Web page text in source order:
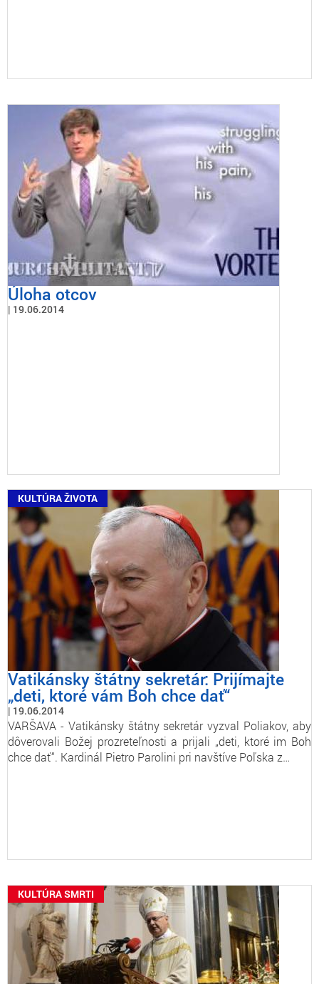
Úloha otcov
19.06.2014
KULTÚRA ŽIVOTA
Vatikánsky štátny sekretár: Prijímajte
„deti, ktoré vám Boh chce dať“
19.06.2014
VARŠAVA - Vatikánsky štátny sekretár vyzval Poliakov, aby
dôverovali Božej prozreteľnosti a prijali „deti, ktoré im Boh
chce dať“. Kardinál Pietro Parolini pri navštíve Poľska z…
KULTÚRA SMRTI